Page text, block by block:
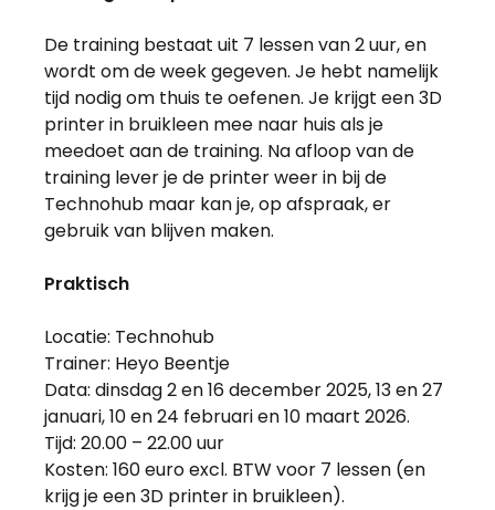
De training bestaat uit 7 lessen van 2 uur, en
wordt om de week gegeven. Je hebt namelijk
tijd nodig om thuis te oefenen. Je krijgt een 3D
printer in bruikleen mee naar huis als je
meedoet aan de training. Na afloop van de
training lever je de printer weer in bij de
Technohub maar kan je, op afspraak, er
gebruik van blijven maken.
Praktisch
Locatie: Technohub
Trainer: Heyo Beentje
Data: dinsdag 2 en 16 december 2025, 13 en 27
januari, 10 en 24 februari en 10 maart 2026.
Tijd: 20.00 – 22.00 uur
Kosten: 160 euro excl. BTW voor 7 lessen (en
krijg je een 3D printer in bruikleen).